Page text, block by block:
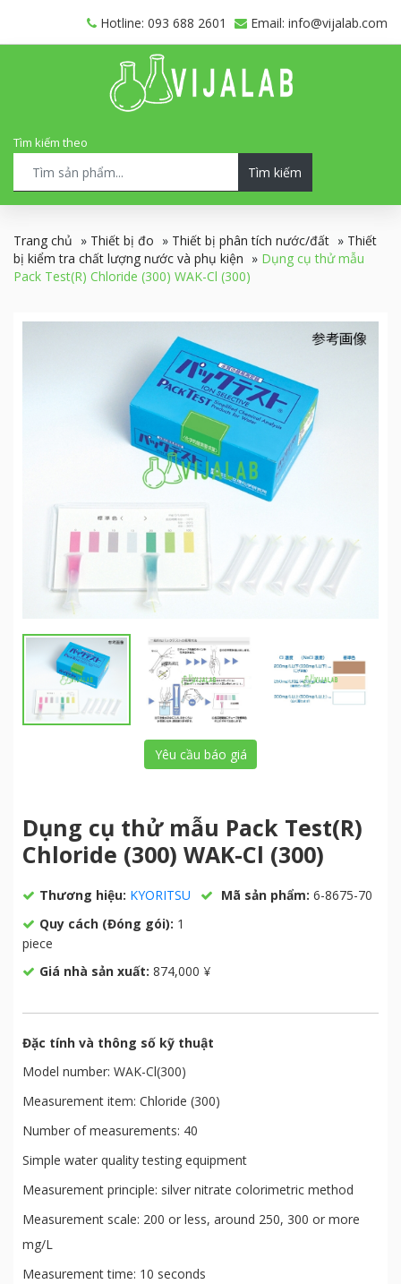
Hotline: 093 688 2601 Email: info@vijalab.com
Tìm kiếm theo
Tìm kiếm
Trang chủ » Thiết bị đo » Thiết bị phân tích nước/đất » Thiết
bị kiểm tra chất lượng nước và phụ kiện » Dụng cụ thử mẫu
Pack Test(R) Chloride (300) WAK-Cl (300)
Yêu cầu báo giá
Dụng cụ thử mẫu Pack Test(R)
Chloride (300) WAK-Cl (300)
Thương hiệu: KYORITSU Mã sản phẩm: 6-8675-70
Quy cách (Đóng gói): 1
piece
Giá nhà sản xuất: 874,000 ¥
Đặc tính và thông số kỹ thuật
Model number: WAK-Cl(300)
Measurement item: Chloride (300)
Number of measurements: 40
Simple water quality testing equipment
Measurement principle: silver nitrate colorimetric method
Measurement scale: 200 or less, around 250, 300 or more
mg/L
Measurement time: 10 seconds